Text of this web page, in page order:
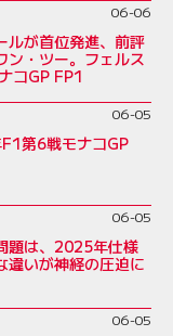
06-06
ルが首位発進、前評
ン・ツー。フェルス
コGP FP1
06-05
F1第6戦モナコGP
06-05
題は、2025年仕様
違いが神経の圧迫に
06-05